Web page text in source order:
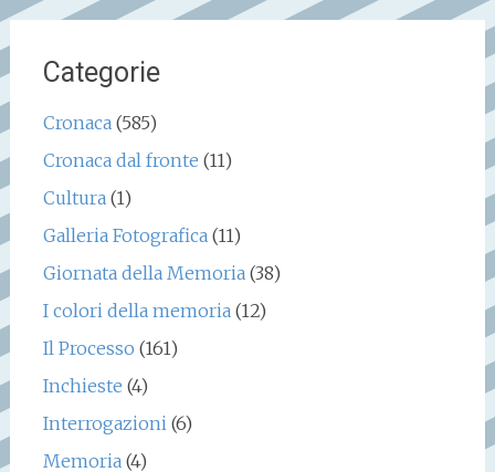
Categorie
Cronaca(585)
Cronaca dal fronte (11)
Cultura(1)
Galleria Fotografica(11)
Giornata della Memoria(38)
I colori della memoria(12)
Il Processo (161)
Inchieste (4)
Interrogazioni(6)
Memoria(4)